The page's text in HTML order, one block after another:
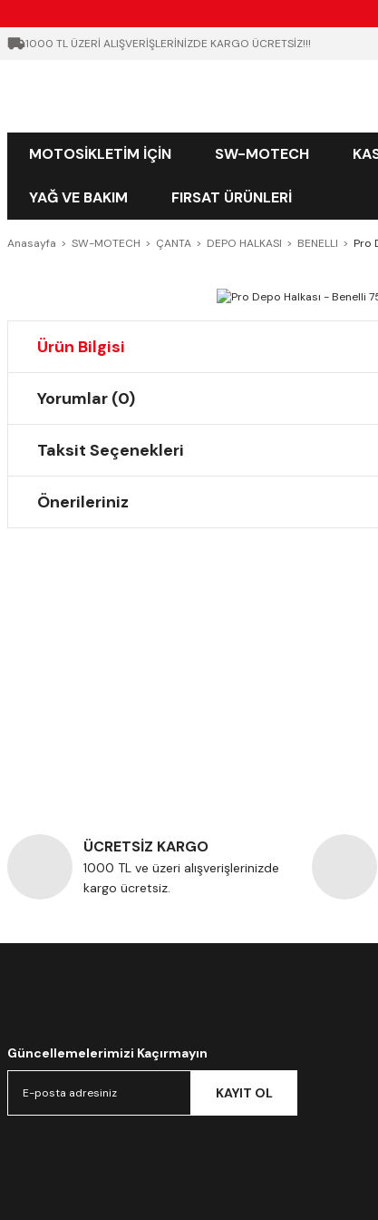
1000 TL ÜZERİ ALIŞVERİŞLERİNİZDE KARGO ÜCRETSİZ!!!
MOTOSİKLETİM İÇİN SW-MOTECH
YAĞ VE BAKIM FIRSAT ÜRÜNLERİ
Anasayfa SW-MOTECH ÇANTA DEPO HALKASI BENELLI Pro
Ürün Bilgisi
Yorumlar (0)
Taksit Seçenekleri
Önerileriniz
ÜCRETSİZ KARGO
1000 TL ve üzeri alışverişlerinizde
kargo ücretsiz.
Güncellemelerimizi Kaçırmayın
KAYIT OL